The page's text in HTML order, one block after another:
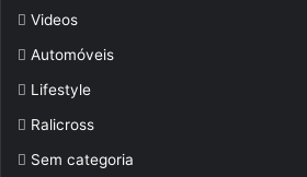
Videos
Automóveis
Lifestyle
Ralicross
Sem categoria